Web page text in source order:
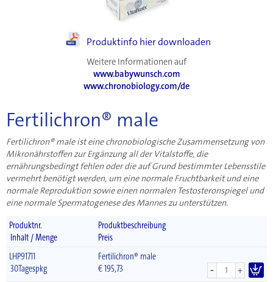
Produktinfo hier downloaden
Weitere Informationen auf
www.babywunsch.com
www.chronobiology.com/de
Fertilichron® male
Fertilichron® male ist eine chronobiologische Zusammensetzung von
Mikronährstoffen zur Ergänzung all der Vitalstoffe, die
ernährungsbedingt fehlen oder die auf Grund bestimmter Lebensstile
vermehrt benötigt werden, um eine normale Fruchtbarkeit und eine
normale Reproduktion sowie einen normalen Testosteronspiegel und
eine normale Spermatogenese des Mannes zu unterstützen.
Produktnr.
Produktbeschreibung
Inhalt / Menge
Preis
LHP91711
Fertilichron® male
30Tagespkg
€195,73 - +